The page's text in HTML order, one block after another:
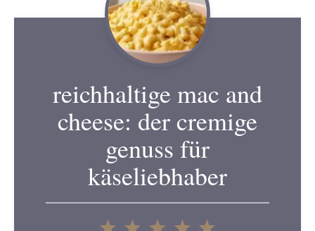
reichhaltige mac and
cheese: der cremige
genuss für
käseliebhaber